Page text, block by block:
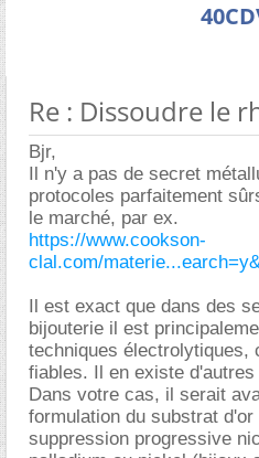
Re : Dissoudre le
Bjr,
Il n'y a pas de secret
protocoles parfaitement
le marché, par ex.
https://www.cookson-
clal.com/
Il est exact que dans des
bijouterie il est
techniques électrolytiques,
fiables. Il en existe d'autres
Dans votre cas, il serait
formulation du substrat
suppression progressive